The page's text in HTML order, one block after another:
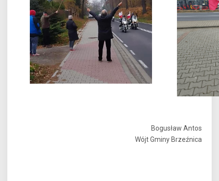
Bogusław Antos
Wójt Gminy Brzeźnica